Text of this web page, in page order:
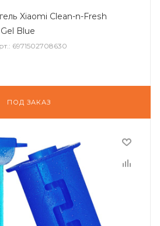
Xiaomi Clean-n-Fresh
Blue
6971502708630
ПОД ЗАКАЗ